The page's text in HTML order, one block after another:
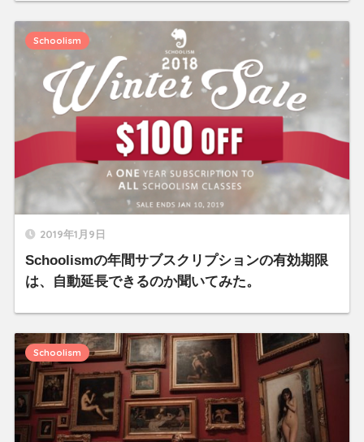
2019年1月9日
Schoolismの年間サブスクリプションの有効期限
は、自動延長できるのか聞いてみた。
Schoolism
Schoolism